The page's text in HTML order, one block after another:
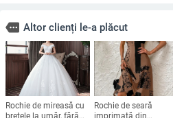
more Altor clienți le-a plăcut
Rochie de mireasă cu
bretele la umăr, fără
Rochie de seară
imprimată din